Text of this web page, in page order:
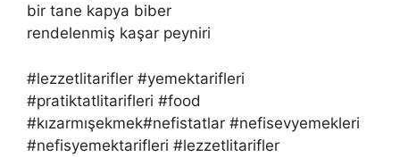
bir tane kapya biber
rendelenmiş kaşar peyniri
#lezzetlitarifler #yemektarifleri
#pratiktatlitarifleri #food
#kızarmışekmek#nefistatlar #nefisevyemekleri
#nefisyemektarifleri #lezzetlitarifler